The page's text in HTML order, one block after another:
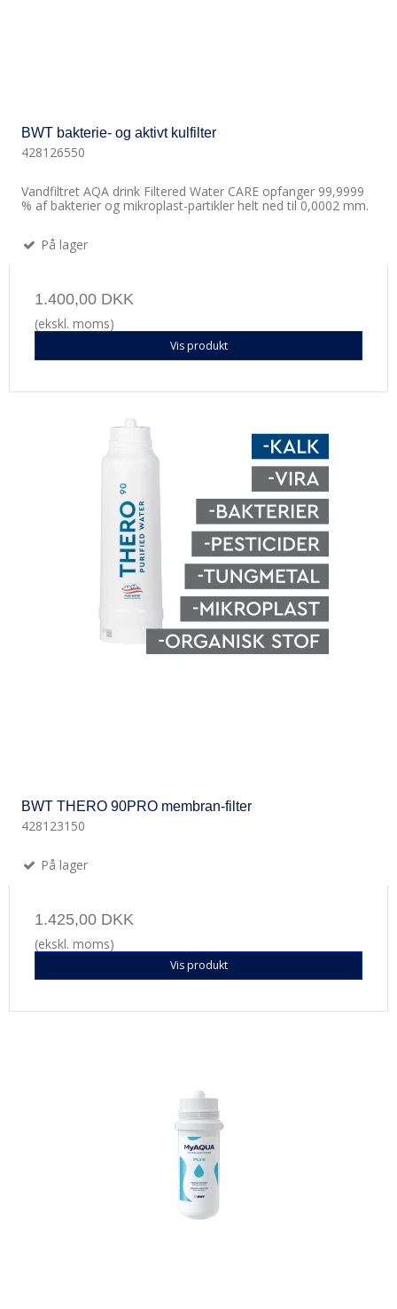
BWT bakterie- og aktivt kulfilter
428126550
Vandfiltret AQA drink Filtered Water CARE opfanger 99,9999
% af bakterier og mikroplast-partikler helt ned til 0,0002 mm.
På lager
1.400,00 DKK
(ekskl. moms)
Vis produkt
BWT THERO 90PRO membran-filter
428123150
På lager
1.425,00 DKK
(ekskl. moms)
Vis produkt